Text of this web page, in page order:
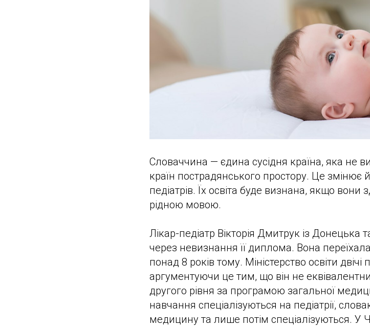
Словаччина — єдина сусідня країна, яка не
країн пострадянського простору. Це змінює
педіатрів. Їх освіта буде визнана, якщо вони
рідною мовою.
Лікар-педіатр Вікторія Дмитрук із Донецька
через невизнання її диплома. Вона
понад 8 років тому. Міністерство освіти
аргументуючи це тим, що він не
другого рівня за програмою загальної
навчання спеціалізуються на педіатрії,
медицину та лише потім спеціалізуються. У